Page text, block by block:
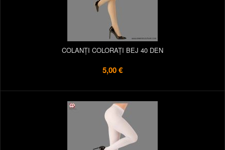
COLANȚI COLORAȚI BEJ 40 DEN
5,00 €